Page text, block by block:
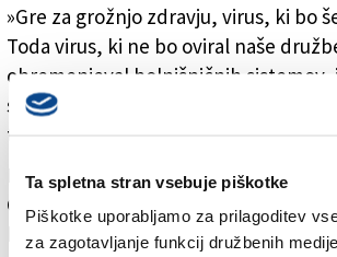
Ta spletna stran vsebuje piškotke
Piškotke uporabljamo za prilagoditev
za zagotavljanje funkcij družbenih
»Gre za grožnjo zdravju, virus, ki bo
Toda virus, ki ne bo oviral naše
obremenjeval bolnišničnih sistemov,
se bo to zgodilo letos,« je po
tiskovne agencije AFP povedal Ryan.
Po besedah vodje WHO Tedrosa
Ghebreyesusa je svet zdaj v veliko
kot je bil kadar koli med pandemijo.